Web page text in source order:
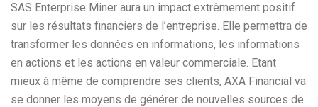
SAS Enterprise Miner aura un impact extrêmement positif
sur les résultats financiers de l’entreprise. Elle permettra de
transformer les données en informations, les informations
en actions et les actions en valeur commerciale. Etant
mieux à même de comprendre ses clients, AXA Financial va
se donner les moyens de générer de nouvelles sources de